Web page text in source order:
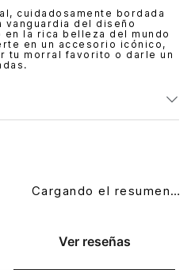
cuidadosamente bordada
del diseño
la rica belleza del mundo
en un accesorio icónico,
tu morral favorito o darle un
Ver reseñas
Cargando el resumen…